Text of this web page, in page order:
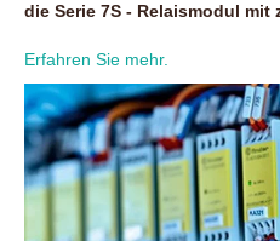
die Serie 7S - Relaismodul
Erfahren Sie mehr.